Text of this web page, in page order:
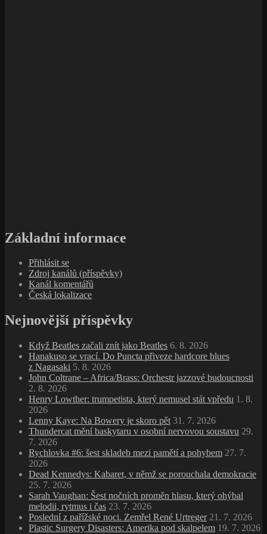
Základní informace
Přihlásit se
Zdroj kanálů (příspěvky)
Kanál komentářů
Česká lokalizace
Nejnovější příspěvky
Když Beatles začali znít jako Beatles 6. 8. 2026
Hanakuso se vrací. Do Puncta přiveze hardcore blues
z Nagasaki 5. 8. 2026
John Coltrane – Africa/Brass: Orchestr jazzové budoucnosti
2. 8. 2026
Henry Lowther: trumpetista, který nemusel stát vpředu 1. 8.
2026
Lenny Kaye: Na Bowery je skoro pět 31. 7. 2026
Thundercat mění baskytaru v osobní nervovou soustavu 29.
7. 2026
Rychlovka #6: šest skladeb mezi pamětí a pohybem 27. 7.
2026
Dead Kennedys: Kabaret, v němž se porouchala demokracie
25. 7. 2026
Sarah Vaughan: Šest nočních proměn hlasu, který ohýbal
melodii, rytmus i čas 23. 7. 2026
Poslední z pařížské noci. Zemřel René Urtreger 21. 7. 2026
Plastic Surgery Disasters: Amerika pod skalpelem 19. 7. 2026